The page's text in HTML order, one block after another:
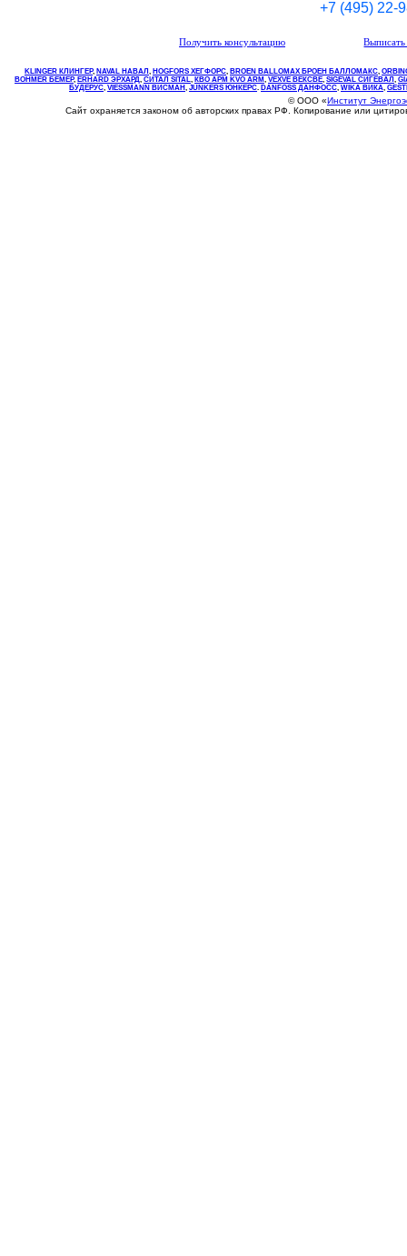
+7 (495) 22-
Получить консультацию
KLINGER КЛИНГЕР, NAVAL НАВАЛ , НOGFORS ХЕГФОРС, BROEN BALLOMAX БРОЕН БАЛЛОМАКС,
BOHMER БЕМЕР, ERHARD ЭРХАРД, СИТАЛ SITAL, КВО АРМ KVO ARM, VEXVE ВЕКСВЕ, SIGEVAL СИГЕВАЛ ,
БУДЕРУС, VIESSMANN ВИСМАН , JUNKERS ЮНКЕРС. DANFOSS ДАНФОСС, WIKA ВИКА,
© ООО «Институт
Сайт охраняется законом об авторских правах РФ. Копирование или